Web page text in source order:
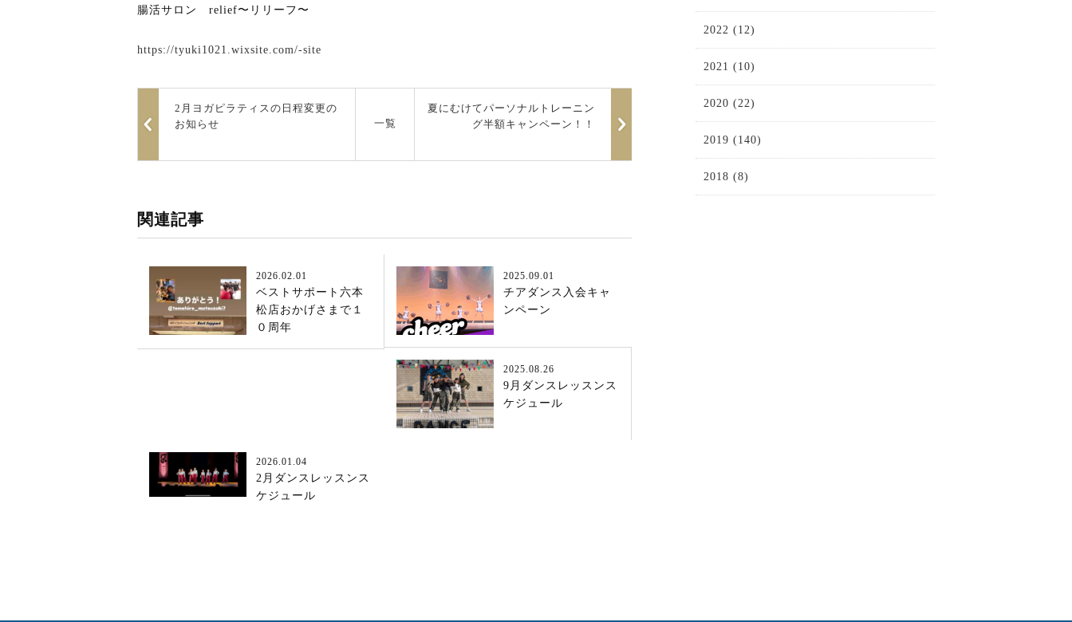
腸活サロン relief〜リリーフ〜
https://tyuki1021.wixsite.com/-site
夏にむけてパーソナルトレーニン
グ半額キャンペーン！！
一覧
2月ヨガピラティスの日程変更の
お知らせ
関連記事
2026.02.01
ベストサポート六本
松店おかげさまで１
０周年
2025.09.01
チアダンス入会キャ
ンペーン
2025.08.26
9月ダンスレッスンス
ケジュール
2026.01.04
2月ダンスレッスンス
ケジュール
2022 (12)
2021 (10)
2020 (22)
2019 (140)
2018 (8)